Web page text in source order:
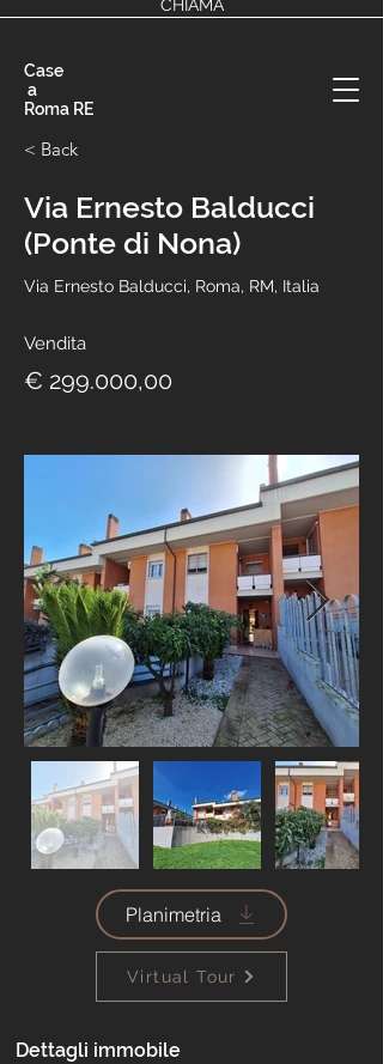
CHIAMA
Case
a
Roma RE
< Back
Via Ernesto Balducci
(Ponte di Nona)
Via Ernesto Balducci, Roma, RM, Italia
Vendita
€ 299.000,00
Planimetria
Virtual Tour
Dettagli immobile